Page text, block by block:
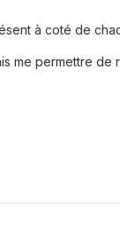
à coté de
me permettre